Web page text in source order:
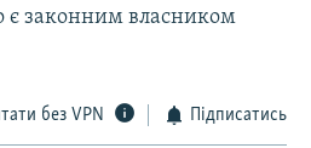
є законним власником
без VPN Підписатись